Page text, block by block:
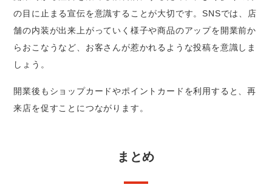
の目に止まる宣伝を意識することが大切です。SNSでは、店
舗の内装が出来上がっていく様子や商品のアップを開業前か
らおこなうなど、お客さんが惹かれるような投稿を意識しま
しょう。
開業後もショップカードやポイントカードを利用すると、再
来店を促すことにつながります。
まとめ